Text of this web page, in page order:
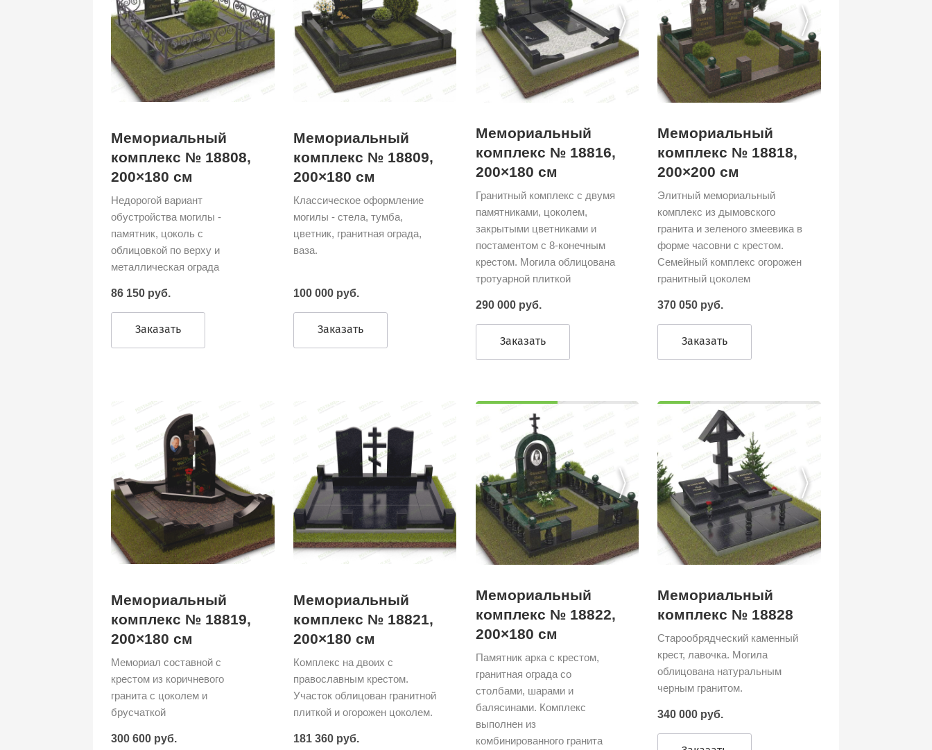
Мемориальный
комплекс № 18808,
200×180 см
Недорогой вариант
обустройства могилы -
памятник, цоколь с
облицовкой по верху и
металлическая ограда
86 150 руб.
Заказать
Мемориальный
комплекс № 18809,
200×180 см
Классическое оформление
могилы - стела, тумба,
цветник, гранитная ограда,
ваза.
100 000 руб.
Заказать
Мемориальный
комплекс № 18816,
200×180 см
Гранитный комплекс с двумя
памятниками, цоколем,
закрытыми цветниками и
постаментом с 8-конечным
крестом. Могила облицована
тротуарной плиткой
290 000 руб.
Заказать
Мемориальный
комплекс № 18818,
200×200 см
Элитный мемориальный
комплекс из дымовского
гранита и зеленого змеевика в
форме часовни с крестом.
Семейный комплекс огорожен
гранитный цоколем
370 050 руб.
Заказать
Мемориальный
комплекс № 18819,
200×180 см
Мемориал составной с
крестом из коричневого
гранита с цоколем и
брусчаткой
300 600 руб.
Мемориальный
комплекс № 18821,
200×180 см
Комплекс на двоих с
православным крестом.
Участок облицован гранитной
плиткой и огорожен цоколем.
181 360 руб.
Мемориальный
комплекс № 18822,
200×180 см
Памятник арка с крестом,
гранитная ограда со
столбами, шарами и
балясинами. Комплекс
выполнен из
комбинированного гранита
Мемориальный
комплекс № 18828
Старообрядческий каменный
крест, лавочка. Могила
облицована натуральным
черным гранитом.
340 000 руб.